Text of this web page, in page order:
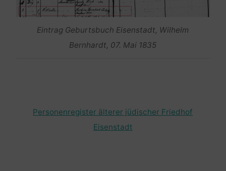
Eintrag Geburtsbuch Eisenstadt, Wilhelm
Bernhardt, 07. Mai 1835
Personenregister älterer jüdischer Friedhof
Eisenstadt